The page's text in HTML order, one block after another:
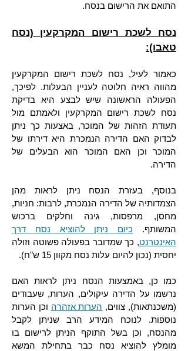
התואם את הרישום בנסח.
נסח לשכת רישום המקרקעין (נסח
טאבו):
כאמור לעיל, נסח לשכת רישום המקרקעין
מהווה ראיה חלוטה לעניין הבעלות. לפיכך,
הפעולה הראשונה שיש לבצע היא בדיקת
נסח לשכת רישום המקרקעין ולאמתם מול
תעודת הזהות של המוכר, באצעות כך ניתן
לבדוק האם הדירה הנמכרת היא דירתו של
המוכר וכן האם המוכר הוא הבעלים של
הדירה.
בנוסף, בעזרת הנסח ניתן לראות מהן
הצמדותיה של הדירה הנמכרת, לרבות: חניות,
מחסן, מרפסות, גינה וחלקים ברכוש
המשותף. כיום ניתן להוציא נסח דרך
האינטרנט, כך שמדובר בפעולה פשוטה וזולה
יחסית (נכון להיום עלות נסח מקוון 15 ש"ח).
כמו כן, באמצעות הנסח ניתן לראות האם
נרשמו על הדירה עיקולים, הערות, שעבודים
(משכנתאות), צווים, הערות אזהרה וכן הערות
נוספות. לנוכח המידע הרב שניתן לקבל
מהנסח, וכן בשל התוקף הניתן לרישום בו
מומלץ להוציא נסח כבר בתחילת המשא